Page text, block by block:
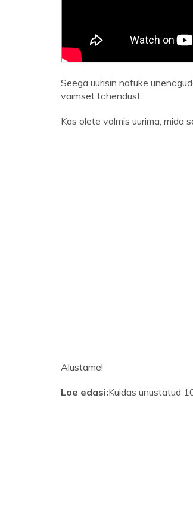
Seega uurisin natuke
vaimset tähendust.
Kas olete valmis uurima, mida
Alustame!
Loe edasi:Kuidas unustatud